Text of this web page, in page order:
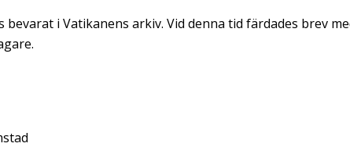
i Vatikanens arkiv. Vid denna tid färdades brev